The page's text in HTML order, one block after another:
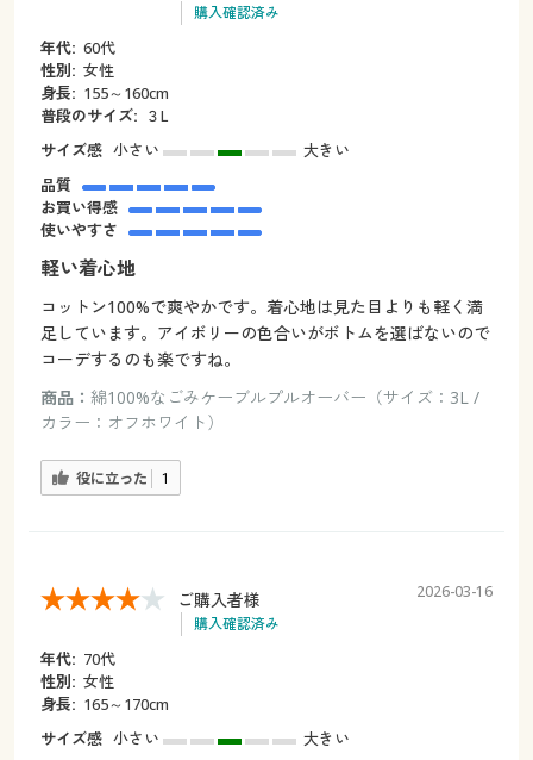
購入確認済み
年代: 60代
性別: 女性
身長: 155～160cm
普段のサイズ: ３L
サイズ感 小さい
大きい
品質
お買い得感
使いやすさ
軽い着心地
コットン100%で爽やかです。着心地は見た目よりも軽く満
足しています。アイボリーの色合いがボトムを選ばないので
コーデするのも楽ですね。
商品： 綿100%なごみケーブルプルオーバー（サイズ：3L /
カラー：オフホワイト）
役に立った 1
ご購入者様
購入確認済み
2026-03-16
年代: 70代
性別: 女性
身長: 165～170cm
サイズ感 小さい
大きい